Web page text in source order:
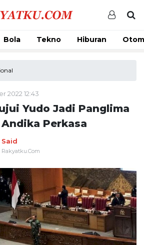
Bola Tekno Hiburan
2022 12:43
Yudo Jadi Panglima
Perkasa